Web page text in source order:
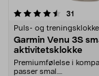
31
Puls- og
Garmin Venu 3S
aktivitetsklokke
Premiumfølelse i
passer smal....
4.5 av 5 stjerner